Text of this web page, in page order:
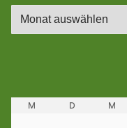
Archiv
M D M